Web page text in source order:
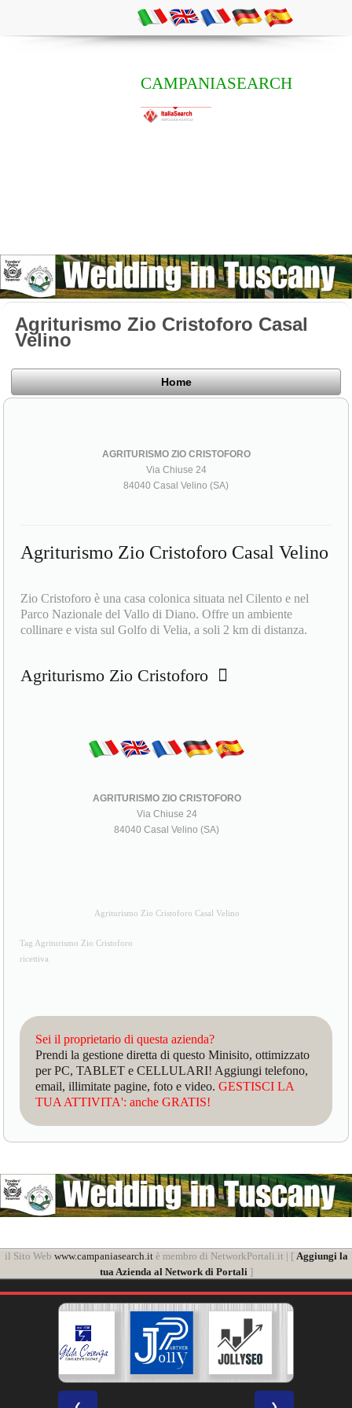
CAMPANIASEARCH
Agriturismo Zio Cristoforo Casal
Velino
Home
AGRITURISMO ZIO CRISTOFORO
Via Chiuse 24
84040 Casal Velino (SA)
Agriturismo Zio Cristoforo Casal Velino
Zio Cristoforo è una casa colonica situata nel Cilento e nel
Parco Nazionale del Vallo di Diano. Offre un ambiente
collinare e vista sul Golfo di Velia, a soli 2 km di distanza.
Agriturismo Zio Cristoforo
AGRITURISMO ZIO CRISTOFORO
Via Chiuse 24
84040 Casal Velino (SA)
Agriturismo Zio Cristoforo Casal Velino
Tag Agriturismo Zio Cristoforo
ricettiva
Sei il proprietario di questa azienda?
Prendi la gestione diretta di questo Minisito, ottimizzato
per PC, TABLET e CELLULARI! Aggiungi telefono,
email, illimitate pagine, foto e video.GESTISCI LA
TUA ATTIVITA': anche GRATIS!
il Sito Web www.campaniasearch.itè membro di NetworkPortali.it | [ Aggiungi la
tua Azienda al Network di Portali]